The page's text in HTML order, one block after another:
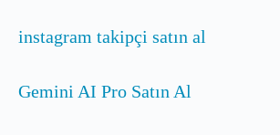
instagram takipçi satın al
Gemini AI Pro Satın Al